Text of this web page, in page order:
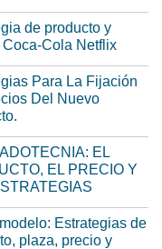
de producto y
Coca-Cola Netflix
Para La Fijación
Del Nuevo
EL
EL PRECIO Y
Estrategias de
plaza, precio y